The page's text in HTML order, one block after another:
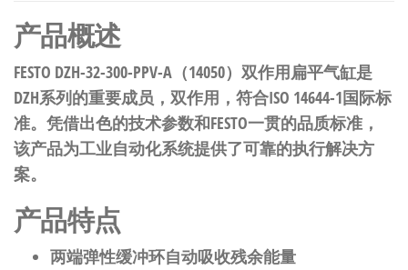
产品概述
FESTO DZH-32-300-PPV-A（14050）双作用扁平气缸是
DZH系列的重要成员，双作用，符合ISO 14644-1国际标
准。凭借出色的技术参数和FESTO一贯的品质标准，
该产品为工业自动化系统提供了可靠的执行解决方
案。
产品特点
两端弹性缓冲环自动吸收残余能量